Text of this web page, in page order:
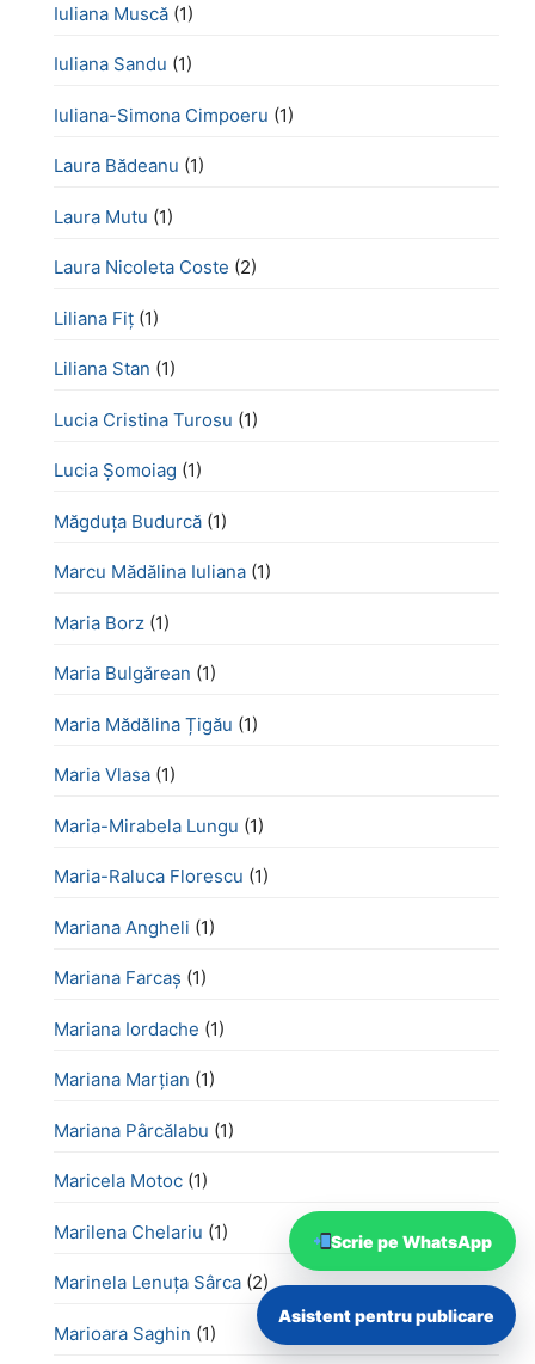
Iuliana Muscă (1)
Iuliana Sandu (1)
Iuliana-Simona Cimpoeru (1)
Laura Bădeanu (1)
Laura Mutu (1)
Laura Nicoleta Coste (2)
Liliana Fiț (1)
Liliana Stan (1)
Lucia Cristina Turosu (1)
Lucia Șomoiag (1)
Măgduța Budurcă (1)
Marcu Mădălina Iuliana (1)
Maria Borz (1)
Maria Bulgărean (1)
Maria Mădălina Țigău (1)
Maria Vlasa (1)
Maria-Mirabela Lungu (1)
Maria-Raluca Florescu (1)
Mariana Angheli (1)
Mariana Farcaș (1)
Mariana Iordache (1)
Mariana Marțian (1)
Mariana Pârcălabu (1)
Maricela Motoc (1)
Marilena Chelariu (1)
Marinela Lenuța Sârca (2)
Marioara Saghin (1)
Scrie pe WhatsApp
Asistent pentru publicare